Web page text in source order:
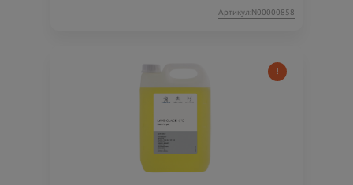
Артикул:N00000858